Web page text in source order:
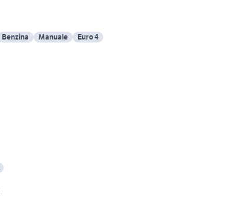
Benzina Manuale Euro 4